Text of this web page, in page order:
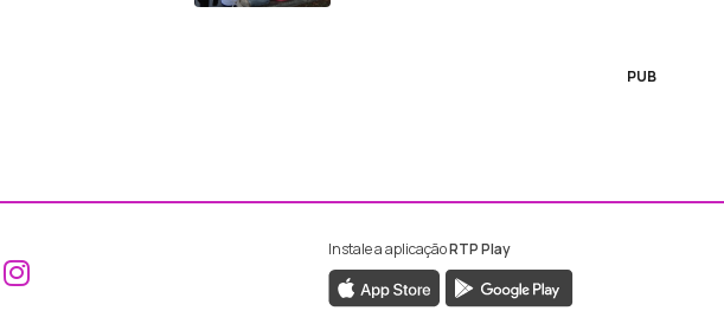
PUB
Aceder ao Facebook da RTP Madeira
Aceder ao Instagram da RTP Madeira
Instale a aplicaçãoRTP Play